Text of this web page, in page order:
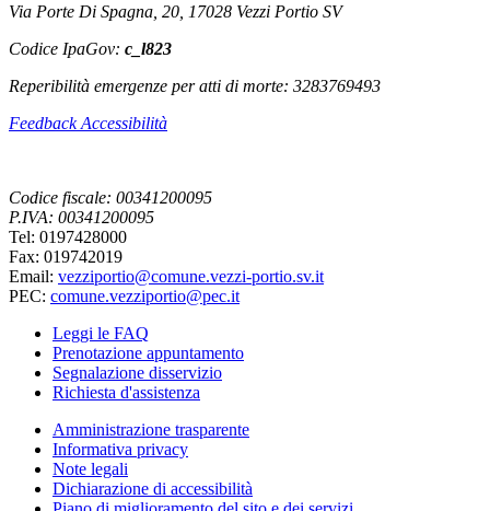
Via Porte Di Spagna, 20, 17028 Vezzi Portio SV
Codice IpaGov: c_l823
Reperibilità emergenze per atti di morte: 3283769493
Feedback Accessibilità
Codice fiscale: 00341200095
P.IVA: 00341200095
Tel: 0197428000
Fax: 019742019
Email: vezziportio@comune.vezzi-portio.sv.it
PEC: comune.vezziportio@pec.it
Leggi le FAQ
Prenotazione appuntamento
Segnalazione disservizio
Richiesta d'assistenza
Amministrazione trasparente
Informativa privacy
Note legali
Dichiarazione di accessibilità